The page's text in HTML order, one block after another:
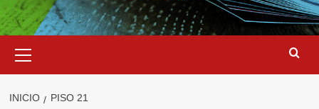
primario
INICIO PISO 21